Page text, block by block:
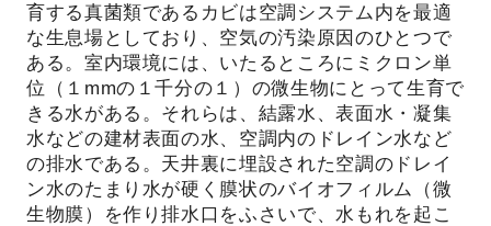
育する真菌類であるカビは空調システム内を最適
な生息場としており、空気の汚染原因のひとつで
ある。室内環境には、いたるところにミクロン単
位（１mmの１千分の１）の微生物にとって生育で
きる水がある。それらは、結露水、表面水・凝集
水などの建材表面の水、空調内のドレイン水など
の排水である。天井裏に埋設された空調のドレイ
ン水のたまり水が硬く膜状のバイオフィルム（微
生物膜）を作り排水口をふさいで、水もれを起こ